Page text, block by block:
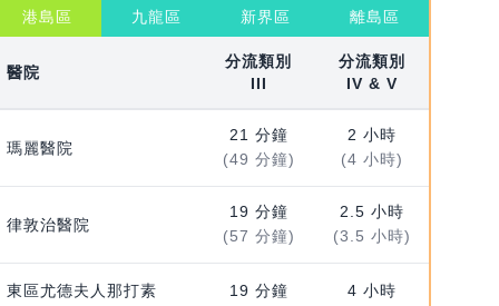
港島區 九龍區 新界區 離島區
醫院
分流類別
III
分流類別
IV & V
瑪麗醫院
21 分鐘
(49 分鐘)
2 小時
(4 小時)
律敦治醫院
19 分鐘
(57 分鐘)
2.5 小時
(3.5 小時)
東區尤德夫人那打素
19 分鐘
4 小時